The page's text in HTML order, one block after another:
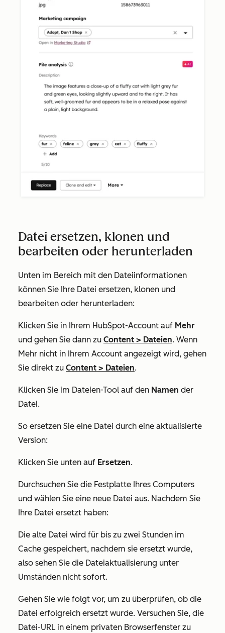
Datei ersetzen, klonen und
bearbeiten oder herunterladen
Unten im Bereich mit den Dateiinformationen
können Sie Ihre Datei ersetzen, klonen und
bearbeiten oder herunterladen:
Klicken Sie in Ihrem HubSpot-Account auf Mehr
und gehen Sie dann zu Content > Dateien. Wenn
Mehr nicht in Ihrem Account angezeigt wird, gehen
Sie direkt zu Content > Dateien.
Klicken Sie im Dateien-Tool auf den Namen der
Datei.
So ersetzen Sie eine Datei durch eine aktualisierte
Version:
Klicken Sie unten auf Ersetzen.
Durchsuchen Sie die Festplatte Ihres Computers
und wählen Sie eine neue Datei aus. Nachdem Sie
Ihre Datei ersetzt haben:
Die alte Datei wird für bis zu zwei Stunden im
Cache gespeichert, nachdem sie ersetzt wurde,
also sehen Sie die Dateiaktualisierung unter
Umständen nicht sofort.
Gehen Sie wie folgt vor, um zu überprüfen, ob die
Datei erfolgreich ersetzt wurde. Versuchen Sie, die
Datei-URL in einem privaten Browserfenster zu